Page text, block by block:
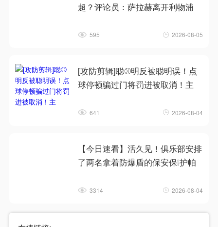
超？评论员：萨拉赫离开利物浦
595 2026-08-05
[攻防剪辑]聪⚾明反被聪明误！点
球停顿骗过门将罚进被取消！主
641 2026-08-04
【今日速看】活久见！俱乐部安排
了两名拿着防爆盾的保安保❕护帕
3314 2026-08-04